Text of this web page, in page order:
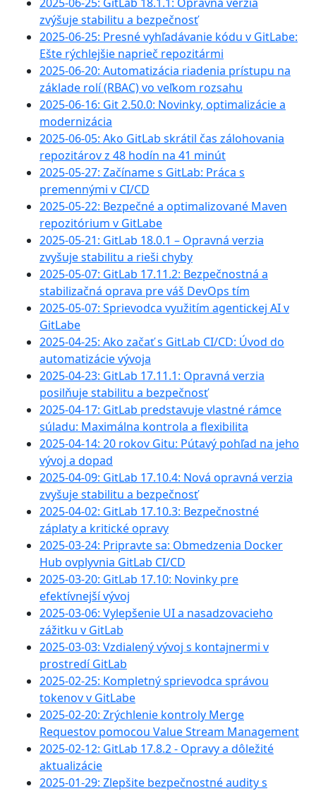
zvýšuje stabilitu a bezpečnosť
2025-06-25: Presné vyhľadávanie kódu v GitLabe:
Ešte rýchlejšie naprieč repozitármi
2025-06-20: Automatizácia riadenia prístupu na
základe rolí (RBAC) vo veľkom rozsahu
2025-06-16: Git 2.50.0: Novinky, optimalizácie a
modernizácia
2025-06-05: Ako GitLab skrátil čas zálohovania
repozitárov z 48 hodín na 41 minút
2025-05-27: Začíname s GitLab: Práca s
premennými v CI/CD
2025-05-22: Bezpečné a optimalizované Maven
repozitórium v GitLabe
2025-05-21: GitLab 18.0.1 – Opravná verzia
zvyšuje stabilitu a rieši chyby
2025-05-07: GitLab 17.11.2: Bezpečnostná a
stabilizačná oprava pre váš DevOps tím
2025-05-07: Sprievodca využitím agentickej AI v
GitLabe
2025-04-25: Ako začať s GitLab CI/CD: Úvod do
automatizácie vývoja
2025-04-23: GitLab 17.11.1: Opravná verzia
posilňuje stabilitu a bezpečnosť
2025-04-17: GitLab predstavuje vlastné rámce
súladu: Maximálna kontrola a flexibilita
2025-04-14: 20 rokov Gitu: Pútavý pohľad na jeho
vývoj a dopad
2025-04-09: GitLab 17.10.4: Nová opravná verzia
zvyšuje stabilitu a bezpečnosť
2025-04-02: GitLab 17.10.3: Bezpečnostné
záplaty a kritické opravy
2025-03-24: Pripravte sa: Obmedzenia Docker
Hub ovplyvnia GitLab CI/CD
2025-03-20: GitLab 17.10: Novinky pre
efektívnejší vývoj
2025-03-06: Vylepšenie UI a nasadzovacieho
zážitku v GitLab
2025-03-03: Vzdialený vývoj s kontajnermi v
prostredí GitLab
2025-02-25: Kompletný sprievodca správou
tokenov v GitLabe
2025-02-20: Zrýchlenie kontroly Merge
Requestov pomocou Value Stream Management
2025-02-12: GitLab 17.8.2 - Opravy a dôležité
aktualizácie
2025-01-29: Zlepšite bezpečnostné audity s